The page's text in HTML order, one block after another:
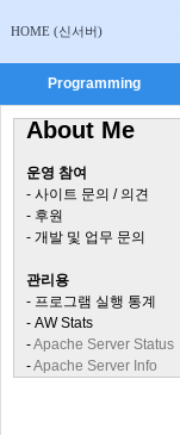
HOME (신서버)
Programming
About Me
운영 참여
- 사이트 문의 / 의견
- 후원
- 개발 및 업무 문의
관리용
- 프로그램 실행 통계
- AW Stats
-Apache Server Status
-Apache Server Info